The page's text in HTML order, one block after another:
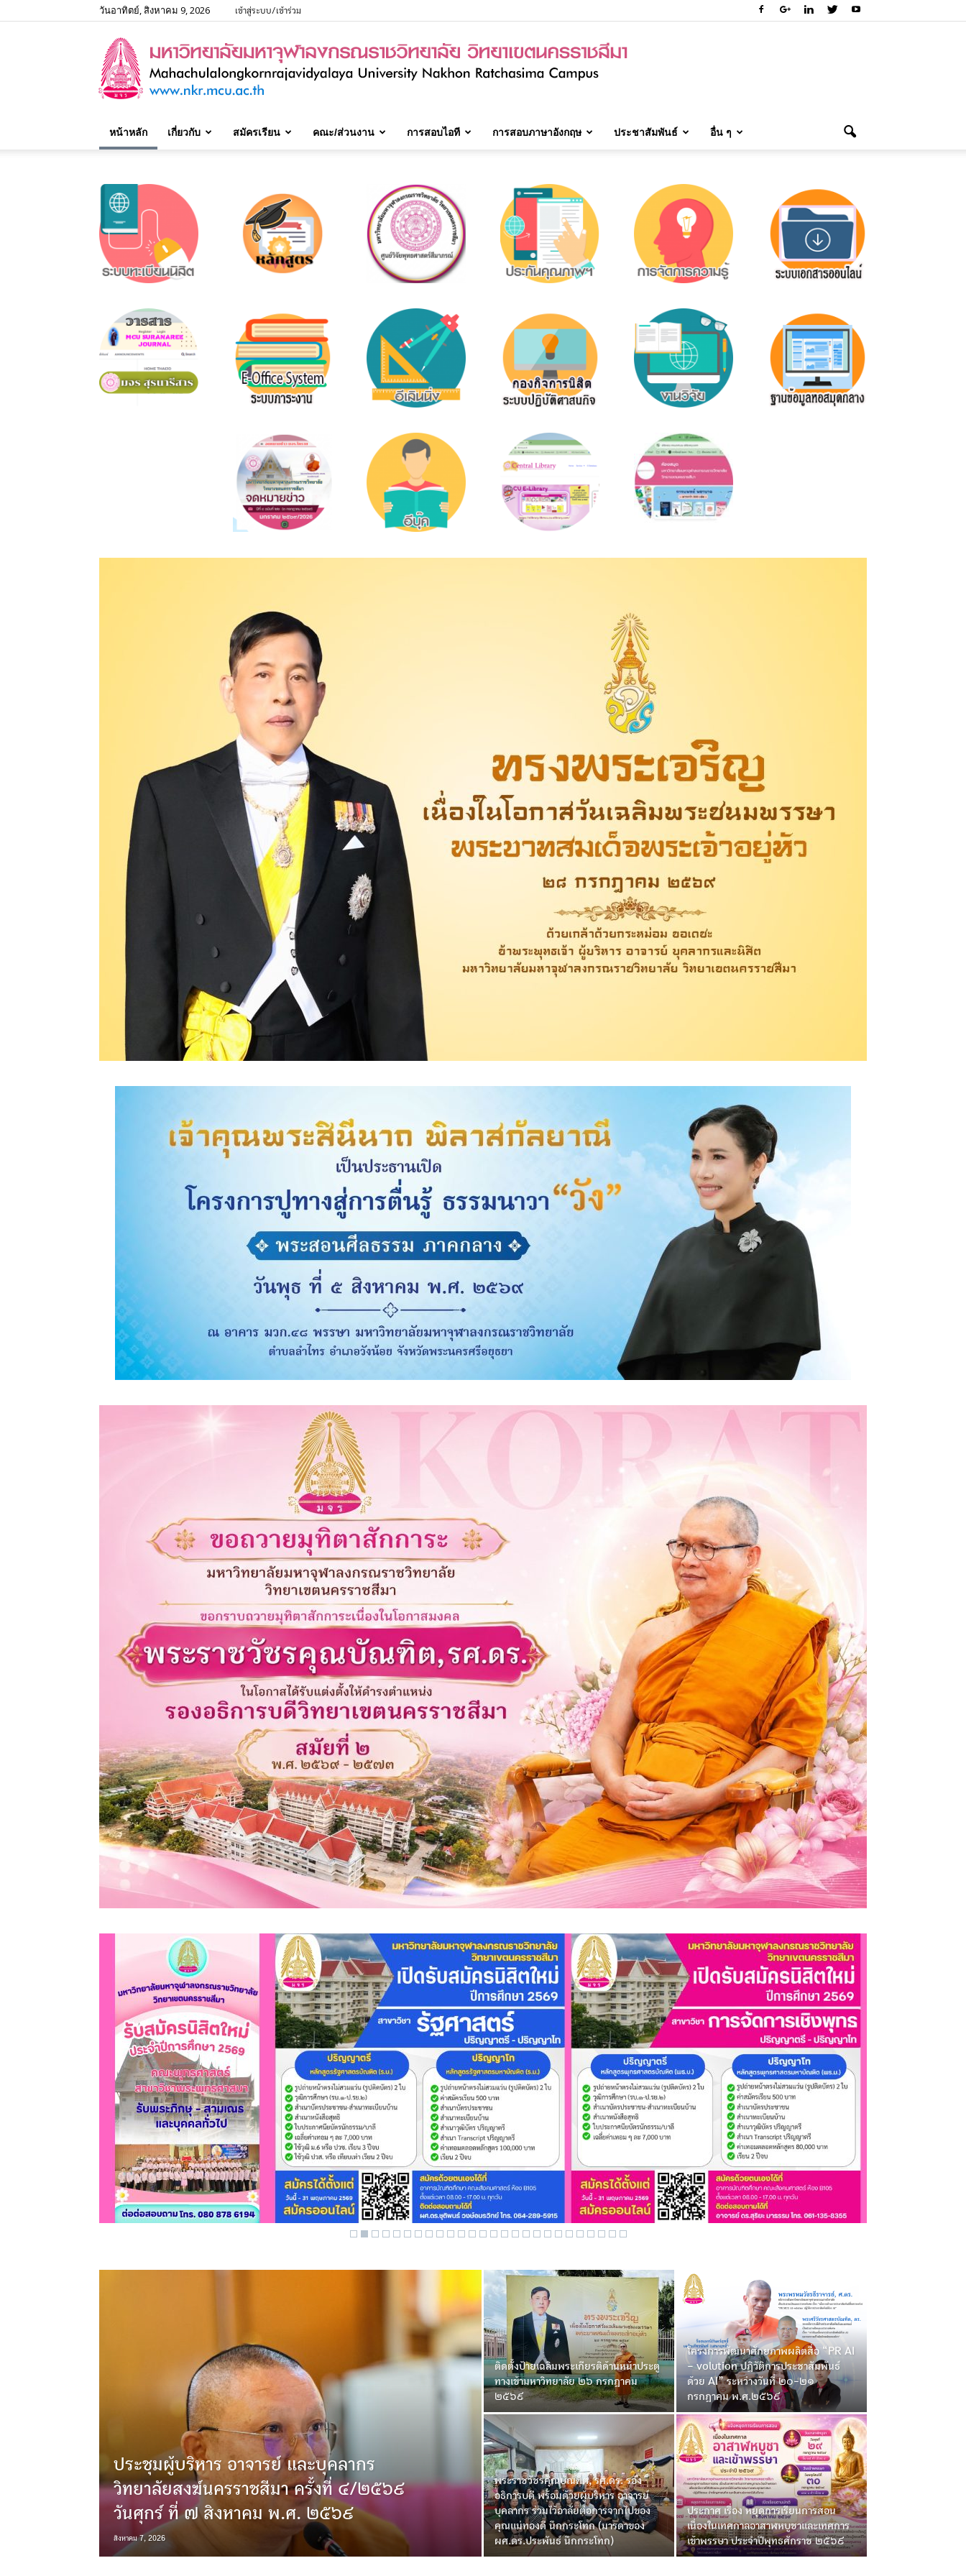
วันอาทิตย์, สิงหาคม 9, 2026 เข้าสู่ระบบ/เข้าร่วม
นครราชสีมา
หน้าหลัก เกี่ยวกับ สมัครเรียน คณะ/ส่วนงาน การสอบไอที การสอบภาษาอังกฤษ ประชาสัมพันธ์ อื่น ๆ
ประชุมผู้บริหาร อาจารย์ และบุคลากร
วิทยาลัยสงฆ์นครราชสีมา ครั้งที่ ๔/๒๕๖๙
วันศุกร์ ที่ ๗ สิงหาคม พ.ศ. ๒๕๖๙
สิงหาคม 7, 2026
ติดตั้งป้ายเฉลิมพระเกียรติด้านหน้าประตู
ทางเข้ามหาวิทยาลัย ๒๖ กรกฎาคม
๒๕๖๙
โครงการพัฒนาศักยภาพผลิตสื่อ “PR AI
– volution ปฏิวัติการประชาสัมพันธ์
ด้วย AI” ระหว่างวันที่ ๒๐-๒๑
กรกฎาคม พ.ศ.๒๕๖๙
พระราชวัชรคุณบัณฑิต, รศ.ดร. รอง
อธิการบดี พร้อมด้วยผู้บริหาร อาจารย์
บุคลากร ร่วมไว้อาลัยต่อการจากไปของ
คุณแม่ทองดี นึกกระโทก (มารดาของ
ผศ.ดร.ประพันธ์ นึกกระโทก)
ประกาศ เรื่อง หยุดการเรียนการสอน
เนื่องในเทศกาลอาสาฬหบูชาและเทศการ
เข้าพรรษา ประจำปีพุทธศักราช ๒๕๖๙